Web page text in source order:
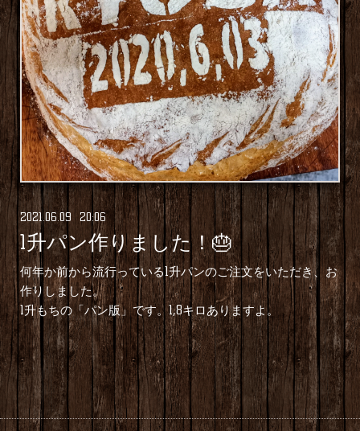
2021 06.09 20:06
1升パン作りました！🎂
何年か前から流行っている1升パンのご注文をいただき、お
作りしました。
1升もちの「パン版」です。1,8キロありますよ。